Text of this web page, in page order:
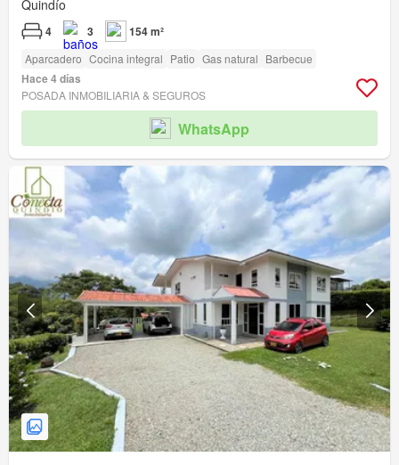
Quindío
4 3 154 m²
Aparcadero Cocina integral Patio Gas natural Barbecue
Hace 4 días
POSADA INMOBILIARIA & SEGUROS
WhatsApp